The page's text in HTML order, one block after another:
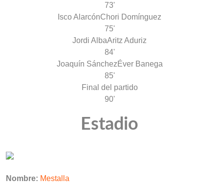
73'
Isco AlarcónChori Domínguez
75'
Jordi AlbaAritz Aduriz
84'
Joaquín SánchezÉver Banega
85'
Final del partido
90'
Estadio
Nombre: Mestalla